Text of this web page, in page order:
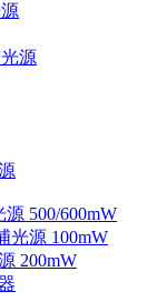
源
500/600mW
光源 100mW
200mW